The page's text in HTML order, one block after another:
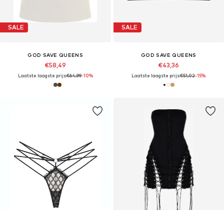
SALE
GOD SAVE QUEENS
€58,49
Laatste laagste prijs:€64,99-10%
SALE
GOD SAVE QUEENS
€43,36
Laatste laagste prijs:€51,02-15%